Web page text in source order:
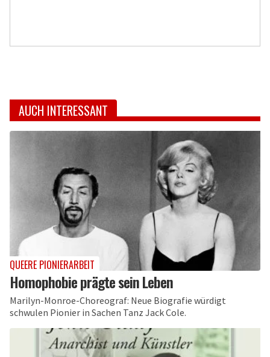
AUCH INTERESSANT
QUEERE PIONIERARBEIT
Homophobie prägte sein Leben
Marilyn-Monroe-Choreograf: Neue Biografie würdigt
schwulen Pionier in Sachen Tanz Jack Cole.